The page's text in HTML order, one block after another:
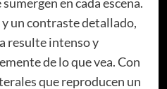
un contraste detallado,
resulte intenso y
de lo que vea. Con
que reproducen un